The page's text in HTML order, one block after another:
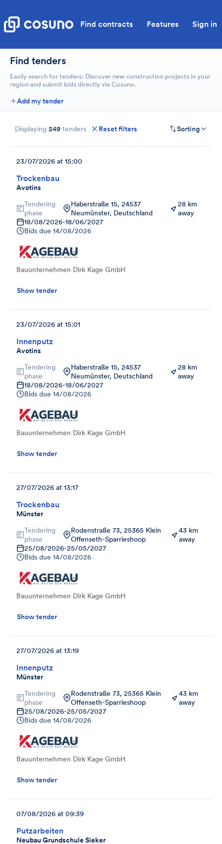
Find contracts Features Sign in
Find tenders
Easily search for tenders: Discover new construction projects in your
region and submit bids directly via Cosuno.
Add my tender
Displaying 249 tenders Reset filters Sorting
Trockenbau
Avotins
23/07/2026 at 15:00
Tendering
phase
Haberstraße 15, 24537
Neumünster, Deutschland
28 km
away
18/08/2026-18/06/2027
Bids due 14/08/2026
Bauunternehmen Dirk Kage GmbH
Show tender
Innenputz
Avotins
23/07/2026 at 15:01
Tendering
phase
Haberstraße 15, 24537
Neumünster, Deutschland
28 km
away
18/08/2026-18/06/2027
Bids due 14/08/2026
Bauunternehmen Dirk Kage GmbH
Show tender
Trockenbau
Münster
27/07/2026 at 13:17
Tendering
phase
Rodenstraße 73, 25365 Klein
Offenseth-Sparrieshoop
43 km
away
25/08/2026-25/05/2027
Bids due 14/08/2026
Bauunternehmen Dirk Kage GmbH
Show tender
Innenputz
Münster
27/07/2026 at 13:19
Tendering
phase
Rodenstraße 73, 25365 Klein
Offenseth-Sparrieshoop
43 km
away
25/08/2026-25/05/2027
Bids due 14/08/2026
Bauunternehmen Dirk Kage GmbH
Show tender
Putzarbeiten
Neubau Grundschule Sieker
07/08/2026 at 09:39